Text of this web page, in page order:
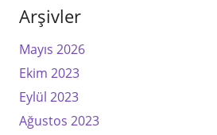
Arşivler
Mayıs 2026
Ekim 2023
Eylül 2023
Ağustos 2023